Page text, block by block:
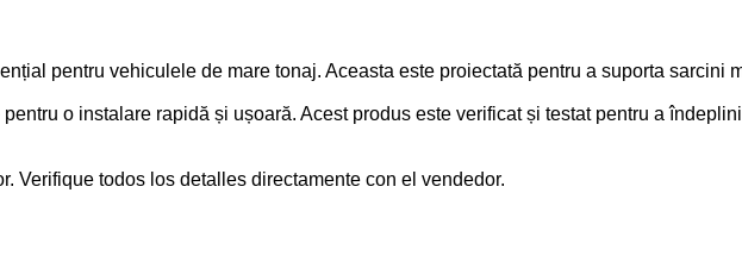
pentru vehiculele de mare tonaj. Aceasta este proiectată pentru a suporta sarcini
o instalare rapidă și ușoară. Acest produs este verificat și testat pentru a
Verifique todos los detalles directamente con el vendedor.